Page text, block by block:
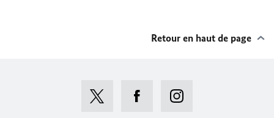
Retour en haut de page